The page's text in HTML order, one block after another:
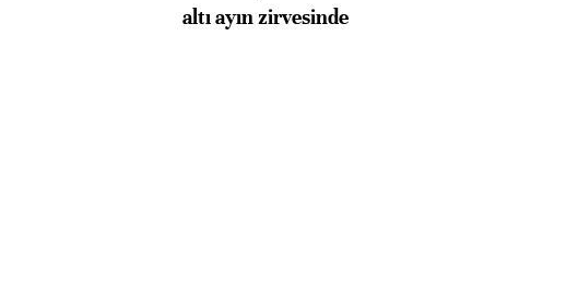
altı ayın zirvesinde